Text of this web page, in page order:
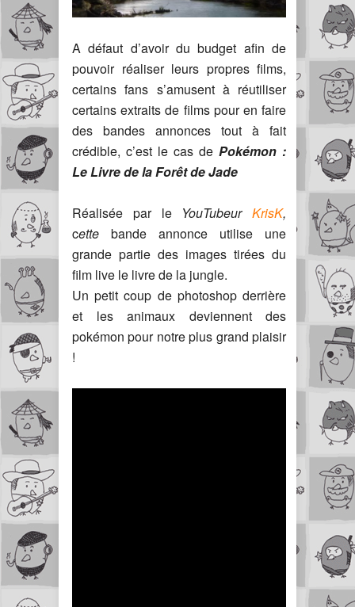
A défaut d’avoir du budget afin de
pouvoir réaliser leurs propres films,
certains fans s’amusent à réutiliser
certains extraits de films pour en faire
des bandes annonces tout à fait
crédible, c’est le cas de Pokémon :
Le Livre de la Forêt de Jade
Réalisée par le YouTubeur KrisK,
cette bande annonce utilise une
grande partie des images tirées du
film live le livre de la jungle.
Un petit coup de photoshop derrière
et les animaux deviennent des
pokémon pour notre plus grand plaisir
!